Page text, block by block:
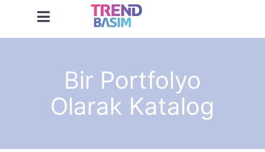
Bir Portfolyo
Olarak Katalog